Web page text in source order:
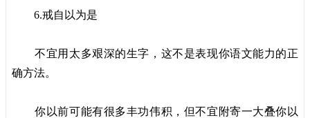
6.戒自以为是
不宜用太多艰深的生字，这不是表现你语文能力的正
确方法。
你以前可能有很多丰功伟积，但不宜附寄一大叠你以